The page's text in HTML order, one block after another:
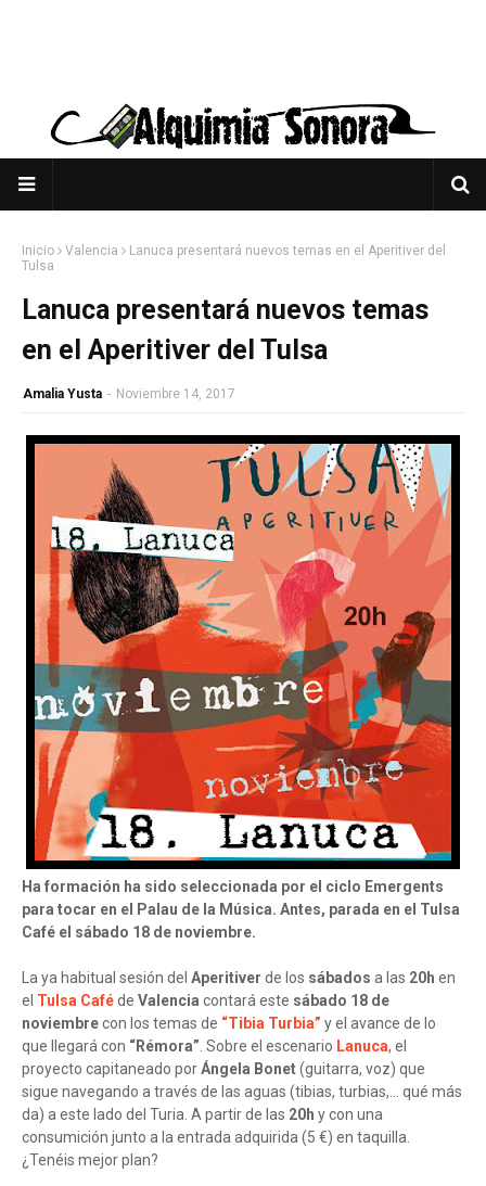
Inicio Valencia
Lanuca presentará nuevos temas en el Aperitiver del
Tulsa
Lanuca presentará nuevos temas
en el Aperitiver del Tulsa
Amalia Yusta - Noviembre 14, 2017
Ha formación ha sido seleccionada por el ciclo Emergents
para tocar en el Palau de la Música. Antes, parada en el Tulsa
Café el sábado 18 de noviembre.
La ya habitual sesión del Aperitiver de los sábados a las 20h en
el Tulsa Caféde Valencia contará este sábado 18 de
noviembrecon los temas de “Tibia Turbia” y el avance de lo
que llegará con “Rémora”. Sobre el escenario Lanuca, el
proyecto capitaneado porÁngela Bonet(guitarra, voz) que
sigue navegando a través de las aguas (tibias, turbias,… qué más
da) a este lado del Turia. A partir de las 20h y con una
consumición junto a la entrada adquirida (5 €) en taquilla.
¿Tenéis mejor plan?